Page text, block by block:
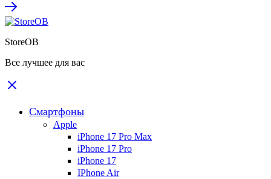
StoreOB
Все лучшее для вас
Смартфоны
Apple
iPhone 17 Pro Max
iPhone 17 Pro
iPhone 17
IPhone Air